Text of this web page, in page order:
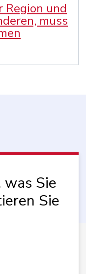
Region und
muss
Sie
Sie